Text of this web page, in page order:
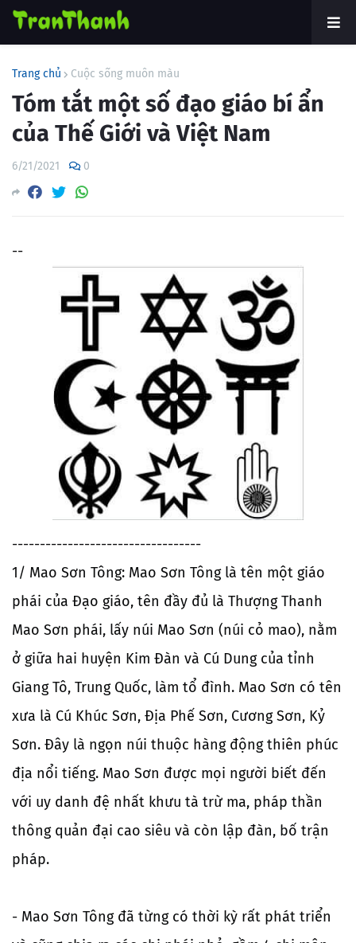
Trang chủ Cuộc sống muôn màu
Tóm tắt một số đạo giáo bí ẩn
của Thế Giới và Việt Nam
6/21/2021 0
--
----------------------------------
1/ Mao Sơn Tông: Mao Sơn Tông là tên một giáo
phái của Đạo giáo, tên đầy đủ là Thượng Thanh
Mao Sơn phái, lấy núi Mao Sơn (núi cỏ mao), nằm
ở giữa hai huyện Kim Đàn và Cú Dung của tỉnh
Giang Tô, Trung Quốc, làm tổ đình. Mao Sơn có tên
xưa là Cú Khúc Sơn, Địa Phế Sơn, Cương Sơn, Kỷ
Sơn. Đây là ngọn núi thuộc hàng động thiên phúc
địa nổi tiếng. Mao Sơn được mọi người biết đến
với uy danh đệ nhất khưu tà trừ ma, pháp thần
thông quản đại cao siêu và còn lập đàn, bố trận
pháp.
- Mao Sơn Tông đã từng có thời kỳ rất phát triển